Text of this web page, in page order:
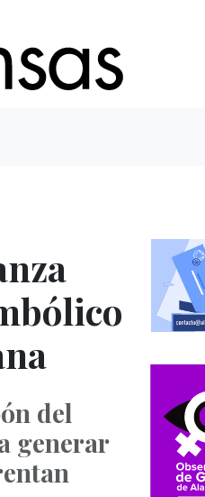
del
generar